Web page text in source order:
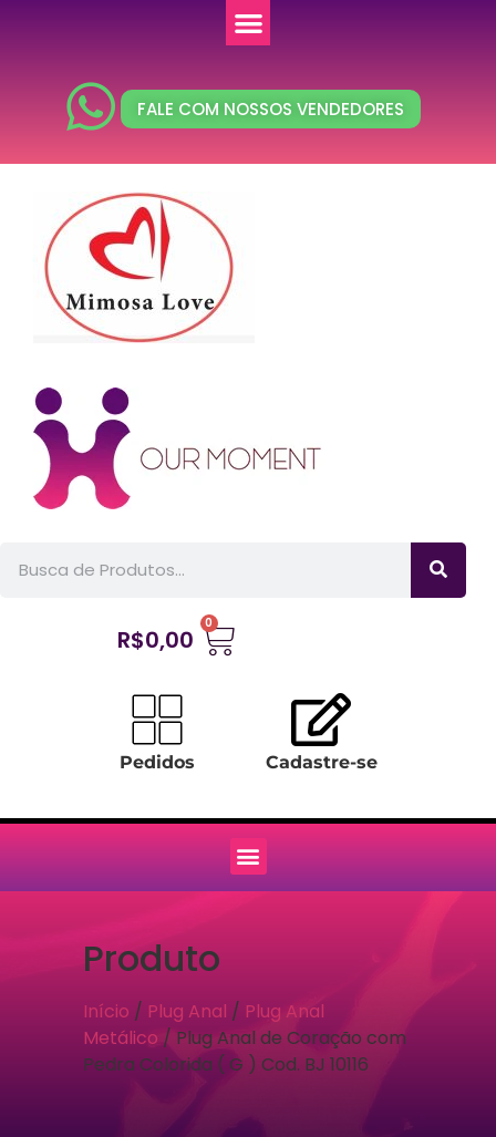
FALE COM NOSSOS VENDEDORES
R$0,00
0
Pedidos Cadastre-se
Produto
Início / Plug Anal / Plug Anal
Metálico / Plug Anal de Coração com
Pedra Colorida ( G ) Cod. BJ 10116